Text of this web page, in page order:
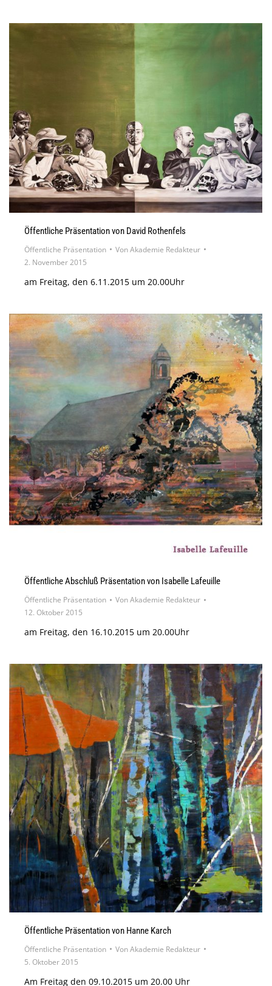
Öffentliche Präsentation von David Rothenfels
Öffentliche Präsentation VonAkademie Redakteur
2. November 2015
am Freitag, den 6.11.2015 um 20.00Uhr
Öffentliche Abschluß Präsentation von Isabelle Lafeuille
Öffentliche Präsentation VonAkademie Redakteur
12. Oktober 2015
am Freitag, den 16.10.2015 um 20.00Uhr
Öffentliche Präsentation von Hanne Karch
Öffentliche Präsentation VonAkademie Redakteur
5. Oktober 2015
Am Freitag den 09.10.2015 um 20.00 Uhr